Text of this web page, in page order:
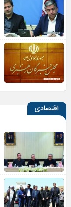
اقتصادی